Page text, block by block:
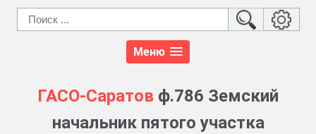
Меню
ГАСО-Саратов ф.786 Земский
начальник пятого участка